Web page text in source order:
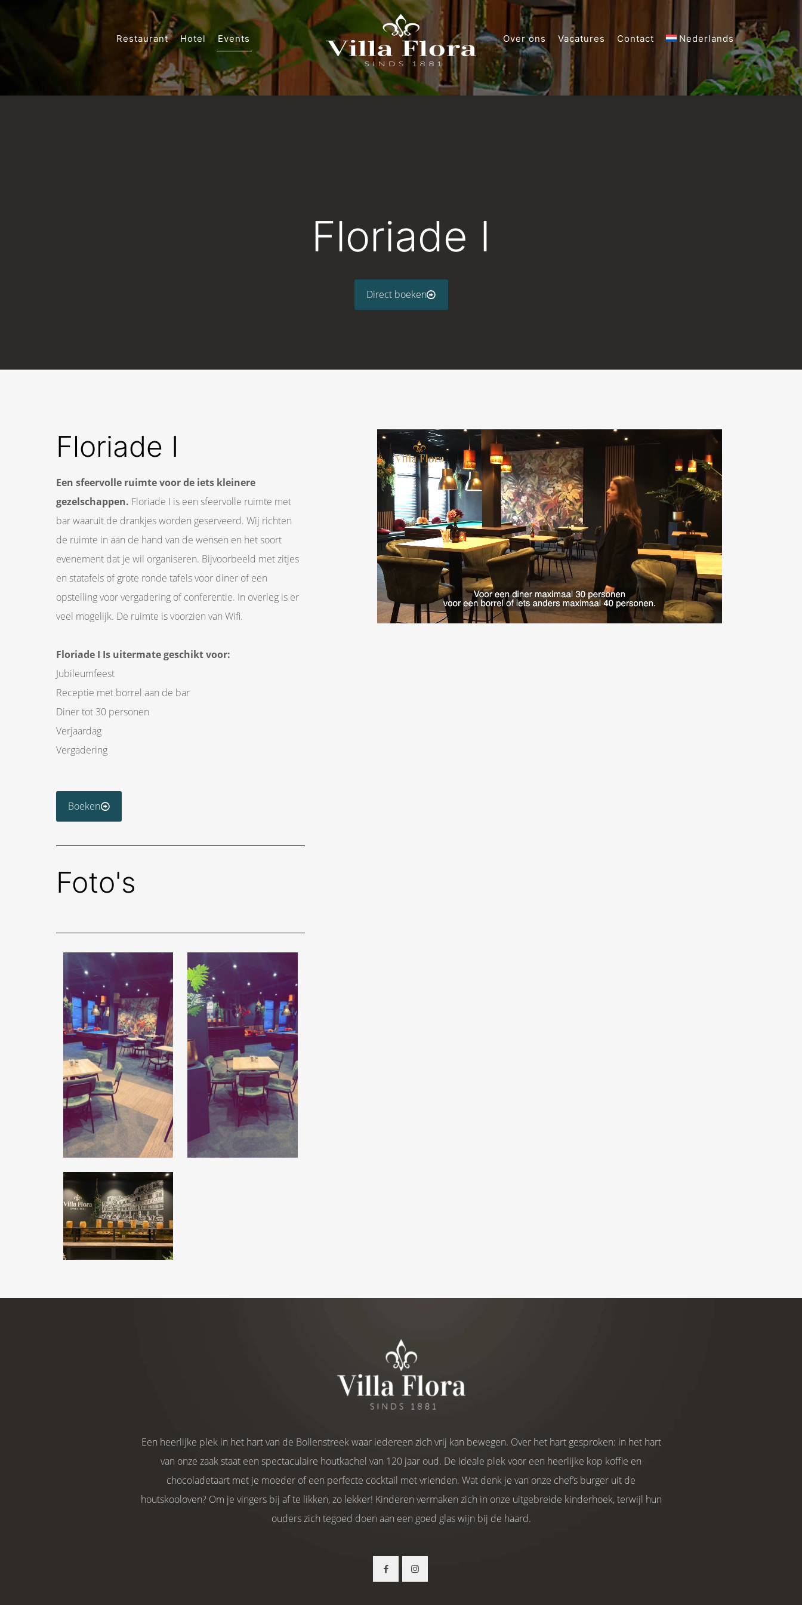
Restaurant Hotel Events Over ons Vacatures Contact Nederlands
Floriade I
Direct boeken
Floriade I
Een sfeervolle ruimte voor de iets kleinere
gezelschappen. Floriade I is een sfeervolle ruimte met
bar waaruit de drankjes worden geserveerd. Wij richten
de ruimte in aan de hand van de wensen en het soort
evenement dat je wil organiseren. Bijvoorbeeld met zitjes
en statafels of grote ronde tafels voor diner of een
opstelling voor vergadering of conferentie. In overleg is er
veel mogelijk. De ruimte is voorzien van Wifi.
Floriade I Is uitermate geschikt voor:
Jubileumfeest
Receptie met borrel aan de bar
Diner tot 30 personen
Verjaardag
Vergadering
Boeken
Foto's
Een heerlijke plek in het hart van de Bollenstreek waar iedereen zich vrij kan bewegen. Over het hart gesproken: in het hart
van onze zaak staat een spectaculaire houtkachel van 120 jaar oud. De ideale plek voor een heerlijke kop koffie en
chocoladetaart met je moeder of een perfecte cocktail met vrienden. Wat denk je van onze chef’s burger uit de
houtskooloven? Om je vingers bij af te likken, zo lekker! Kinderen vermaken zich in onze uitgebreide kinderhoek, terwijl hun
ouders zich tegoed doen aan een goed glas wijn bij de haard.